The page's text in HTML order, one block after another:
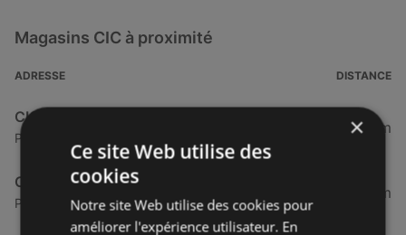
Magasins CIC à proximité
ADRESSE DISTANCE
CIC
Place De La Tour D Auvergne, 29211 Brest
39,69 km
CIC
Place De La Tour D Auvergne, 29211 Brest
39,69 km
×
Ce site Web utilise des
cookies
Notre site Web utilise des cookies pour
améliorer l'expérience utilisateur. En